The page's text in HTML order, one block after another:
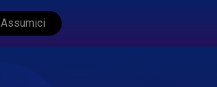
Assumici